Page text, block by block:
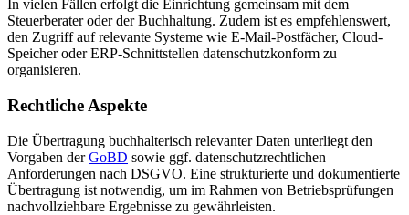
In vielen Fällen erfolgt die Einrichtung gemeinsam mit dem
Steuerberater oder der Buchhaltung. Zudem ist es empfehlenswert,
den Zugriff auf relevante Systeme wie E-Mail-Postfächer, Cloud-
Speicher oder ERP-Schnittstellen datenschutzkonform zu
organisieren.
Rechtliche Aspekte
Die Übertragung buchhalterisch relevanter Daten unterliegt den
Vorgaben derGoBD sowie ggf. datenschutzrechtlichen
Anforderungen nach DSGVO. Eine strukturierte und dokumentierte
Übertragung ist notwendig, um im Rahmen von Betriebsprüfungen
nachvollziehbare Ergebnisse zu gewährleisten.